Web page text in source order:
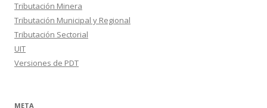
Tributación Minera
Tributación Municipal y Regional
Tributación Sectorial
UIT
Versiones de PDT
META